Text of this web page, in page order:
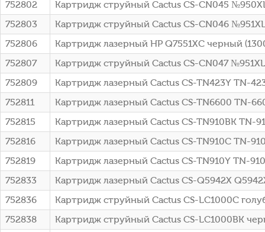
752802
Картридж струйный Cactus CS-CN045
752803
Картридж струйный Cactus CS-CN046
752806
Картридж лазерный HP Q7551XC черный
752807
Картридж струйный Cactus CS-CN047
752809
Картридж лазерный Cactus CS-TN423Y TN-
752811
Картридж лазерный Cactus CS-TN6600 TN-
752815
Картридж лазерный Cactus CS-TN910BK TN-
752816
Картридж лазерный Cactus CS-TN910C TN-
752819
Картридж лазерный Cactus CS-TN910Y TN-
752833
Картридж лазерный Cactus CS-Q5942X
752836
Картридж струйный Cactus CS-LC1000C
752838
Картридж струйный Cactus CS-LC1000BK